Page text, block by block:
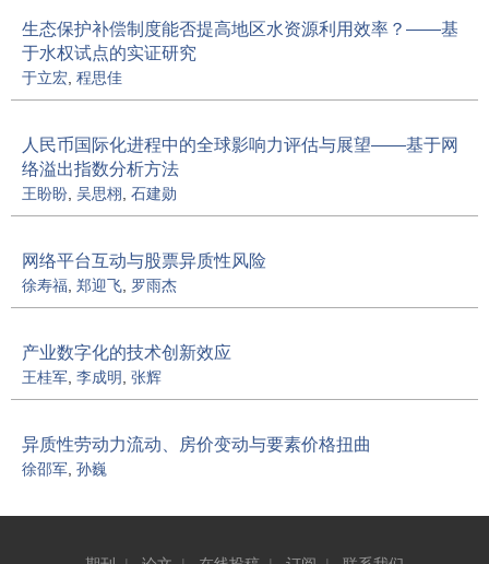
生态保护补偿制度能否提高地区水资源利用效率？——基
于水权试点的实证研究
于立宏, 程思佳
人民币国际化进程中的全球影响力评估与展望——基于网
络溢出指数分析方法
王盼盼, 吴思栩, 石建勋
网络平台互动与股票异质性风险
徐寿福, 郑迎飞, 罗雨杰
产业数字化的技术创新效应
王桂军, 李成明, 张辉
异质性劳动力流动、房价变动与要素价格扭曲
徐邵军, 孙巍